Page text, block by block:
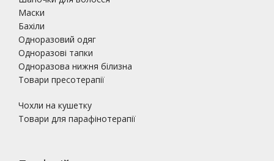
Маски
Бахіли
Одноразовий одяг
Одноразові тапки
Одноразова нижня білизна
Товари пресотерапії
Чохли на кушетку
Товари для парафінотерапії